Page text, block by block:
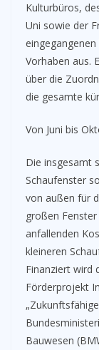
Kulturbüros,
Uni sowie der
Vorhaben aus.
über die
die gesamte
Von Juni bis
Die insgesamt
Schaufenster
von außen für
großen
anfallenden
kleineren
Finanziert wird
Förderprojekt
Bauwesen